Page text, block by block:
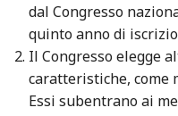
dal Congresso
quinto anno di
Il Congresso elegge
caratteristiche, come
Essi subentrano ai